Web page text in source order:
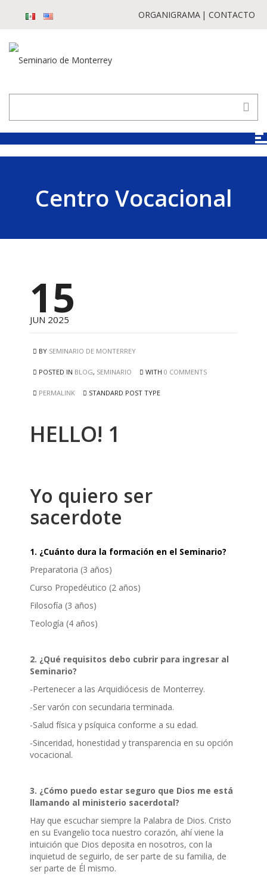
ORGANIGRAMA CONTACTO
Centro Vocacional
15
JUN 2025
BY SEMINARIO DE MONTERREY
POSTED IN BLOG, SEMINARIO WITH 0 COMMENTS
PERMALINK STANDARD POST TYPE
HELLO! 1
Yo quiero ser
sacerdote
1. ¿Cuánto dura la formación en el Seminario?
Preparatoria (3 años)
Curso Propedéutico (2 años)
Filosofía (3 años)
Teología (4 años)
2. ¿Qué requisitos debo cubrir para ingresar al
Seminario?
-Pertenecer a las Arquidiócesis de Monterrey.
-Ser varón con secundaria terminada.
-Salud física y psíquica conforme a su edad.
-Sinceridad, honestidad y transparencia en su opción
vocacional.
3. ¿Cómo puedo estar seguro que Dios me está
llamando al ministerio sacerdotal?
Hay que escuchar siempre la Palabra de Dios. Cristo
en su Evangelio toca nuestro corazón, ahí viene la
intuición que Dios deposita en nosotros, con la
inquietud de seguirlo, de ser parte de su familia, de
ser parte de Él mismo.